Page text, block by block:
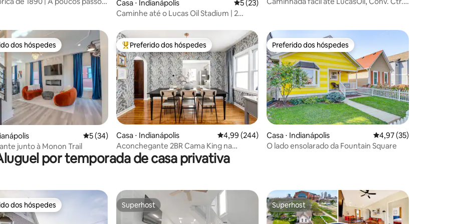
Casa ⋅ Indianápolis 5 de uma avaliação média de 5, 23 avaliações
5 (23)
Caminhe até o Lucas Oil Stadium | 2
gratuito
de 5, 241 avaliações
preferidos dos hóspedes
dos hóspedes
5 de uma avaliação média de 5, 34 avaliações
5 (34)
junto à Monon Trail
Entre os melhores preferidos dos hóspedes
Preferido dos hóspedes
Casa ⋅ Indianápolis 4,99 de uma avaliação média de 5, 244 avaliações
4,99 (244)
Aconchegante 2BR Cama King na
Fountain Square
Preferido dos hóspedes
Preferido dos hóspedes
Casa ⋅ Indianápolis 4,97 de uma
4,97 (35)
O lado ensolarado da Fountain Square
por temporada de casa privativa
preferidos dos hóspedes
dos hóspedes Superhost
Superhost Superhost
Superhost